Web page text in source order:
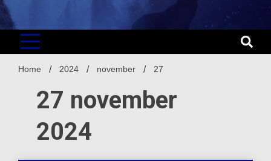
Home 2024 november 27
27 november
2024